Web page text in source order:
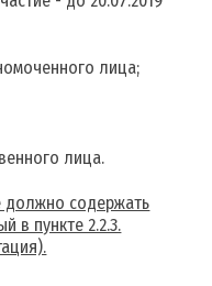
лица;
лица.
должно содержать
в пункте 2.2.3.